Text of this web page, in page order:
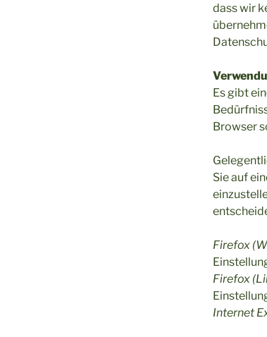
dass wir
Es gibt
Browser
Sie auf
Firefox
Firefox
Internet